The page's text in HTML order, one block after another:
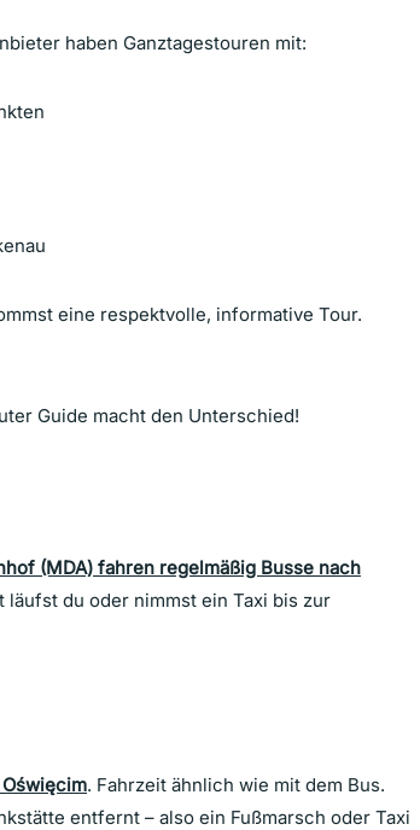
haben Ganztagestouren mit:
eine respektvolle, informative Tour.
Guide macht den Unterschied!
(MDA) fahren regelmäßig Busse nach
läufst du oder nimmst ein Taxi bis zur
. Fahrzeit ähnlich wie mit dem Bus.
entfernt – also ein Fußmarsch oder Taxi